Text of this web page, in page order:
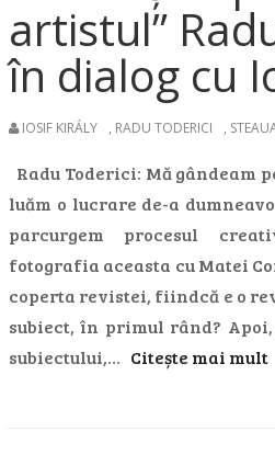
artistul”
în dialog cu
IOSIF KIRÁLY , RADU TODERICI ,
Radu Toderici: Mă gândeam
luăm o lucrare de-a
parcurgem procesul
fotografia aceasta cu Matei
coperta revistei, fiindcă e o
subiect, în primul rând?
subiectului,… Citește mai mult